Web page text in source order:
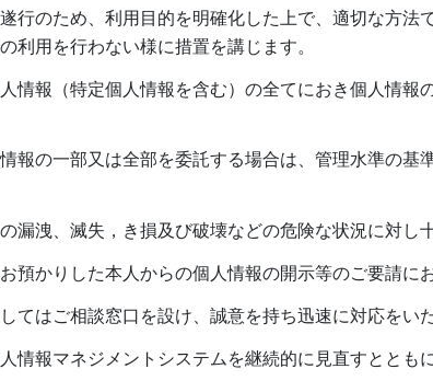
行のため、利用目的を明確化した上で、適切な方
利用を行わない様に措置を講じます。
情報（特定個人情報を含む）の全てにおき個人情
報の一部又は全部を委託する場合は、管理水準の
漏洩、滅失，き損及び破壊などの危険な状況に対し
預かりした本人からの個人情報の開示等のご要請
てはご相談窓口を設け、誠意を持ち迅速に対応をい
情報マネジメントシステムを継続的に見直すととも